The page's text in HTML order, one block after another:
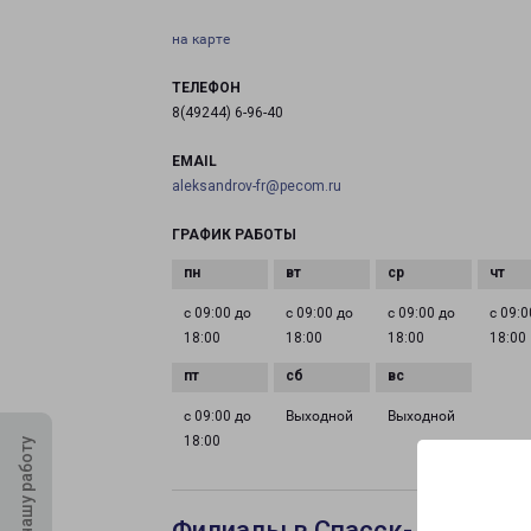
на карте
ТЕЛЕФОН
8(49244) 6-96-40
EMAIL
aleksandrov-fr@pecom.ru
ГРАФИК РАБОТЫ
с 09:00 до
18:00
с 09:00 до
18:00
с 09:00 до
18:00
с
18:00
с 09:00 до
18:00
Выходной Выходной